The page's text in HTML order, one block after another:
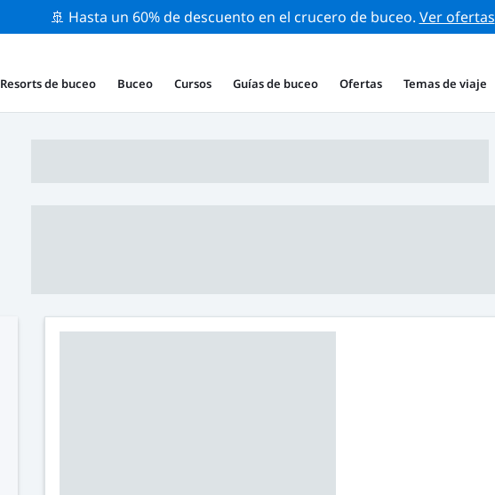
🚢 Hasta un 60% de descuento en el crucero de buceo. Ver ofertas
Resorts de buceo Buceo Cursos Guías de buceo Ofertas Temas de viaje